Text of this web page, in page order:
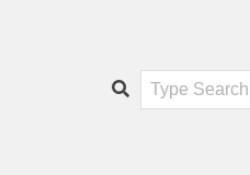
Search